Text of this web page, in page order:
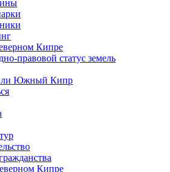
Кипре
правовой статус земель
Южный Кипр
Кипре